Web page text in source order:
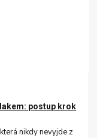
postup krok
nikdy nevyjde z